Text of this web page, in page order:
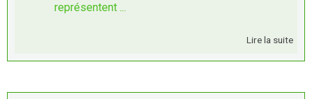
représentent ...
Lire la suite